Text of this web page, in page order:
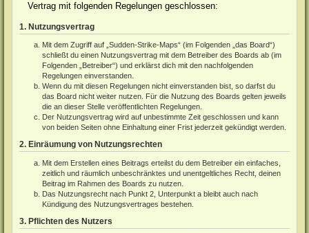
Vertrag mit folgenden Regelungen geschlossen:
1. Nutzungsvertrag
Mit dem Zugriff auf „Sudden-Strike-Maps“ (im Folgenden „das Board“)
schließt du einen Nutzungsvertrag mit dem Betreiber des Boards ab (im
Folgenden „Betreiber“) und erklärst dich mit den nachfolgenden
Regelungen einverstanden.
Wenn du mit diesen Regelungen nicht einverstanden bist, so darfst du
das Board nicht weiter nutzen. Für die Nutzung des Boards gelten jeweils
die an dieser Stelle veröffentlichten Regelungen.
Der Nutzungsvertrag wird auf unbestimmte Zeit geschlossen und kann
von beiden Seiten ohne Einhaltung einer Frist jederzeit gekündigt werden.
2. Einräumung von Nutzungsrechten
Mit dem Erstellen eines Beitrags erteilst du dem Betreiber ein einfaches,
zeitlich und räumlich unbeschränktes und unentgeltliches Recht, deinen
Beitrag im Rahmen des Boards zu nutzen.
Das Nutzungsrecht nach Punkt 2, Unterpunkt a bleibt auch nach
Kündigung des Nutzungsvertrages bestehen.
3. Pflichten des Nutzers